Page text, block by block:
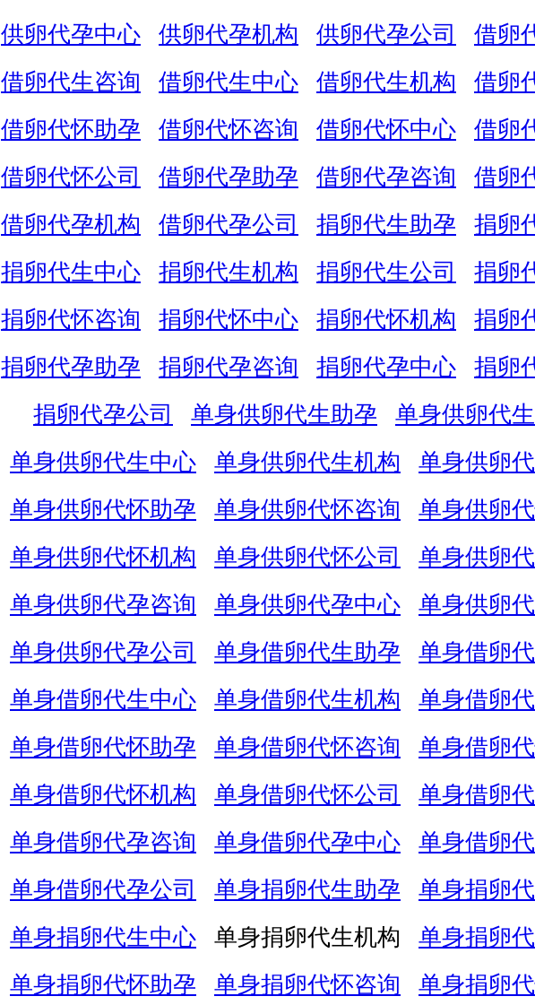
供卵代孕中心
供卵代孕机构 供卵代孕公司
借卵
借卵代生咨询
借卵代生中心 借卵代生机构
借卵
借卵代怀助孕
借卵代怀咨询 借卵代怀中心
借卵
借卵代怀公司
借卵代孕助孕 借卵代孕咨询
借卵
借卵代孕机构
借卵代孕公司 捐卵代生助孕
捐卵
捐卵代生中心
捐卵代生机构 捐卵代生公司
捐卵
捐卵代怀咨询
捐卵代怀中心 捐卵代怀机构
捐卵
捐卵代孕助孕
捐卵代孕咨询 捐卵代孕中心
捐卵
捐卵代孕公司
单身供卵代生助孕
单身供卵代
单身供卵代生中心
单身供卵代生机构
单身供卵
单身供卵代怀助孕
单身供卵代怀咨询
单身供卵
单身供卵代怀机构
单身供卵代怀公司
单身供卵
单身供卵代孕咨询
单身供卵代孕中心
单身供卵
单身供卵代孕公司
单身借卵代生助孕
单身借卵
单身借卵代生中心
单身借卵代生机构
单身借卵
单身借卵代怀助孕
单身借卵代怀咨询
单身借卵
单身借卵代怀机构
单身借卵代怀公司
单身借卵
单身借卵代孕咨询
单身借卵代孕中心
单身借卵
单身借卵代孕公司
单身捐卵代生助孕
单身捐卵
单身捐卵代生中心
单身捐卵代生机构
单身捐卵
单身捐卵代怀助孕
单身捐卵代怀咨询
单身捐卵